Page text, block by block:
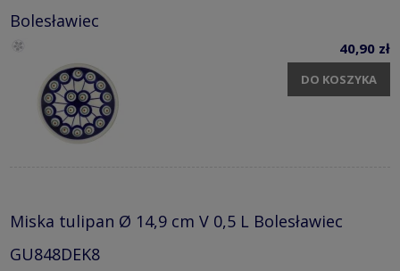
Bolesławiec
40,90 zł
DO KOSZYKA
Miska tulipan Ø 14,9 cm V 0,5 L Bolesławiec
GU848DEK8